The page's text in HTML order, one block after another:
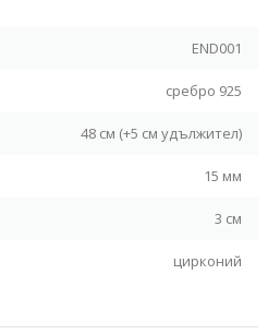
END001
сребро 925
48 см (+5 см удължител)
15 мм
3 см
цирконий